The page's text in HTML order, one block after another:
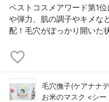
ベストコスメアワード第1
や弾力、肌の調子やキメな
配！毛穴がぽっかり開いた
毛穴撫子(ケアナナ
お米のマスク <シー